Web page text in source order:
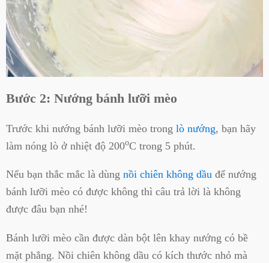
Bước 2: Nướng bánh lưỡi mèo
Trước khi nướng bánh lưỡi mèo trong lò nướng, bạn hãy
làm nóng lò ở nhiệt độ 200oC trong 5 phút.
Nếu bạn thắc mắc là dùng nồi chiên không dầu để nướng
bánh lưỡi mèo có được không thì câu trả lời là không
được đâu bạn nhé!
Bánh lưỡi mèo cần được dàn bột lên khay nướng có bề
mặt phẳng. Nồi chiên không dầu có kích thước nhỏ mà